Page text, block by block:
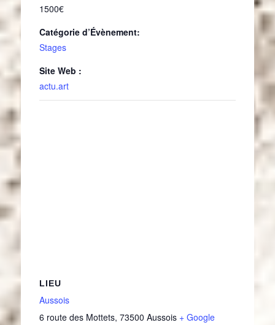
1500€
Catégorie d’Évènement:
Stages
Site Web :
actu.art
LIEU
Aussois
6 route des Mottets, 73500 Aussois + Google